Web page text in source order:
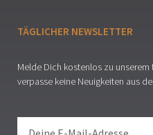
TÄGLICHER NEWSLETTER
Melde Dich kostenlos zu
verpasse keine Neuigkeiten aus